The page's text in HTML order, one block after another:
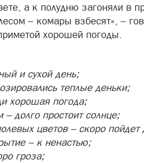
а к полудню загоняли в
– комары взбесят», –
хорошей погоды.
и сухой день;
теплые деньки;
хорошая погода;
долго простоит солнце;
цветов – скоро
– к ненастью;
гроза;